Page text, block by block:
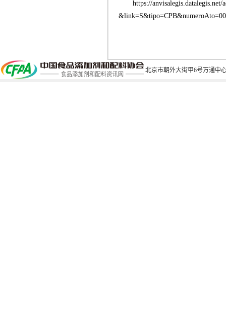
https://
北京市朝外大街甲6号万通中